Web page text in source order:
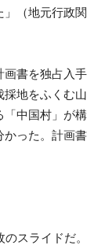
（地元行政関
画書を独占入手
地をふくむ山
「中国村」が構
かった。計画書
スライドだ。